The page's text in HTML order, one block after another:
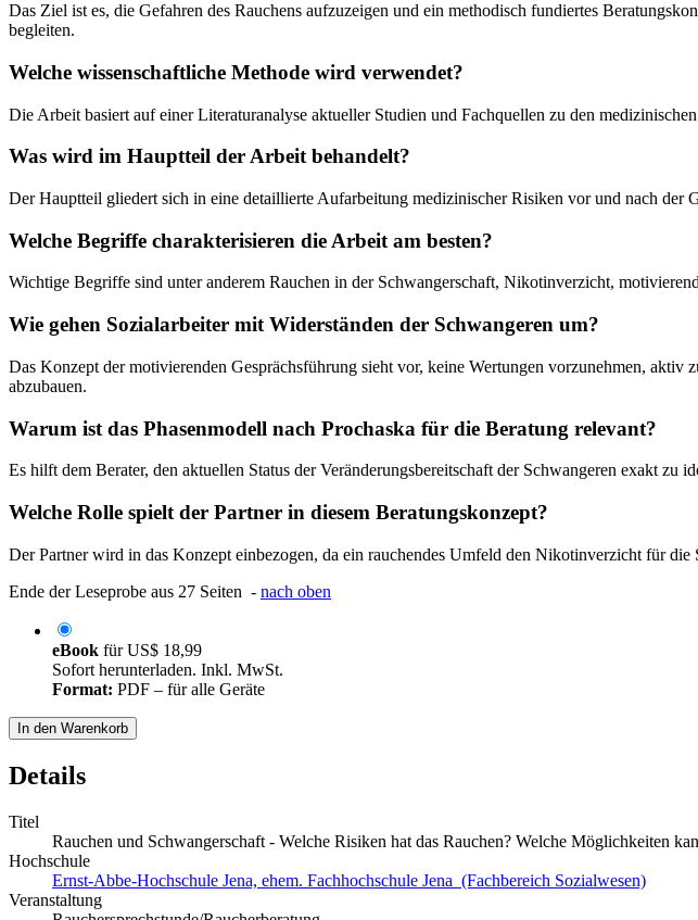
Das Ziel ist es, die Gefahren des Rauchens aufzuzeigen und ein methodisch fundiertes
begleiten.
Welche wissenschaftliche Methode wird verwendet?
Die Arbeit basiert auf einer Literaturanalyse aktueller Studien und Fachquellen zu den
Was wird im Hauptteil der Arbeit behandelt?
Der Hauptteil gliedert sich in eine detaillierte Aufarbeitung medizinischer Risiken vor und nach der
Welche Begriffe charakterisieren die Arbeit am besten?
Wichtige Begriffe sind unter anderem Rauchen in der Schwangerschaft, Nikotinverzicht,
Wie gehen Sozialarbeiter mit Widerständen der Schwangeren um?
Das Konzept der motivierenden Gesprächsführung sieht vor, keine Wertungen vorzunehmen,
abzubauen.
Warum ist das Phasenmodell nach Prochaska für die Beratung relevant?
Es hilft dem Berater, den aktuellen Status der Veränderungsbereitschaft der Schwangeren exakt zu
Welche Rolle spielt der Partner in diesem Beratungskonzept?
Der Partner wird in das Konzept einbezogen, da ein rauchendes Umfeld den Nikotinverzicht für
Ende der Leseprobe aus 27 Seiten - nach oben
eBook fürUS$ 18,99
Sofort herunterladen. Inkl. MwSt.
Format: PDF – für alle Geräte
In den Warenkorb
Details
Titel
Rauchen und Schwangerschaft - Welche Risiken hat das Rauchen? Welche Möglichkeiten
Hochschule
Ernst-Abbe-Hochschule Jena, ehem. Fachhochschule Jena (Fachbereich Sozialwesen)
Veranstaltung